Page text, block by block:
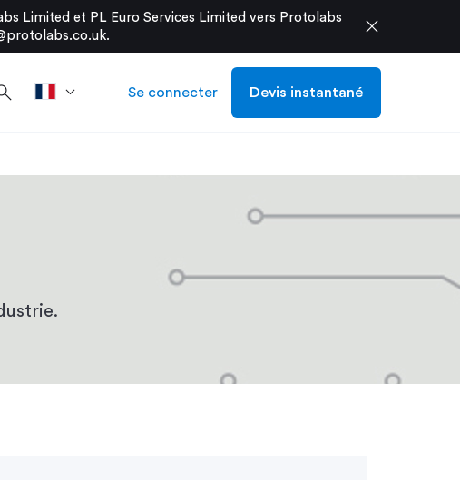
Limited et PL Euro Services Limited vers Protolabs
. close
Se connecter Devis instantané